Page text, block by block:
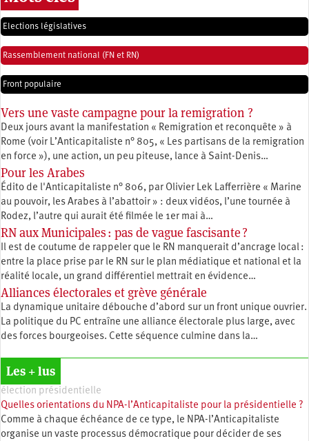
Elections législatives
Rassemblement national (FN et RN)
Front populaire
Vers une vaste campagne pour la remigration ?
Deux jours avant la manifestation « Remigration et reconquête » à
Rome (voir L’Anticapitaliste n° 805, « Les partisans de la remigration
en force »), une action, un peu piteuse, lance à Saint-Denis…
Pour les Arabes
Édito de l'Anticapitaliste n° 806, par Olivier Lek Lafferrière « Marine
au pouvoir, les Arabes à l’abattoir » : deux vidéos, l’une tournée à
Rodez, l’autre qui aurait été filmée le 1er mai à…
RN aux Municipales : pas de vague fascisante ?
Il est de coutume de rappeler que le RN manquerait d’ancrage local :
entre la place prise par le RN sur le plan médiatique et national et la
réalité locale, un grand différentiel mettrait en évidence…
Alliances électorales et grève générale
La dynamique unitaire débouche d’abord sur un front unique ouvrier.
La politique du PC entraîne une alliance électorale plus large, avec
des forces bourgeoises. Cette séquence culmine dans la…
Les + lus
élection présidentielle
Quelles orientations du NPA-l’Anticapitaliste pour la présidentielle ?
Comme à chaque échéance de ce type, le NPA-l’Anticapitaliste
organise un vaste processus démocratique pour décider de ses